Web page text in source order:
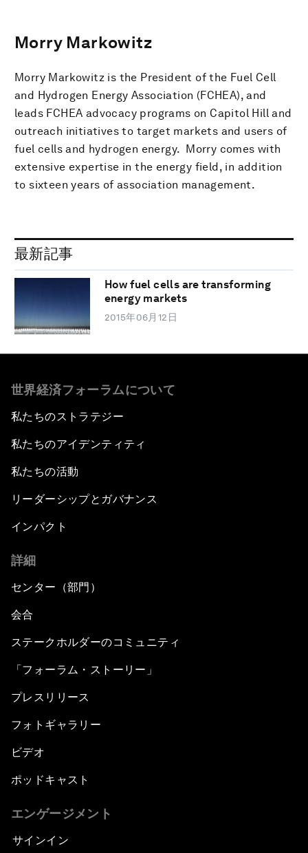
Morry Markowitz
Morry Markowitz is the President of the Fuel Cell
and Hydrogen Energy Association (FCHEA), and
leads FCHEA advocacy programs on Capitol Hill and
outreach initiatives to target markets and users of
fuel cells and hydrogen energy. Morry comes with
extensive expertise in the energy field, in addition
to sixteen years of association management.
最新記事
How fuel cells are transforming
energy markets
2015年06月12日
世界経済フォーラムについて
私たちのストラテジー
私たちのアイデンティティ
私たちの活動
リーダーシップとガバナンス
インパクト
詳細
センター（部門）
会合
ステークホルダーのコミュニティ
「フォーラム・ストーリー」
プレスリリース
フォトギャラリー
ビデオ
ポッドキャスト
エンゲージメント
サインイン